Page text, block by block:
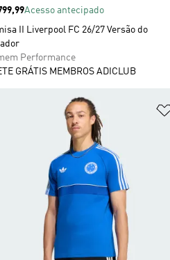
Acesso antecipado
II Liverpool FC 26/27 Versão do
Performance
GRÁTIS MEMBROS ADICLUB
à Lista de Desejos